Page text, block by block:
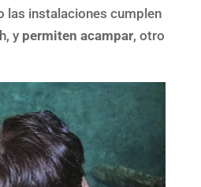
las instalaciones cumplen
y permiten acampar, otro